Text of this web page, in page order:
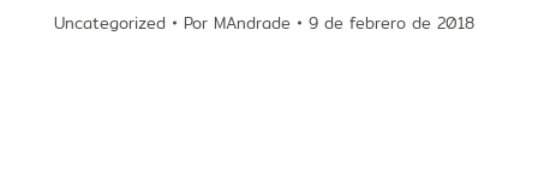
Uncategorized Por MAndrade 9 de febrero de 2018